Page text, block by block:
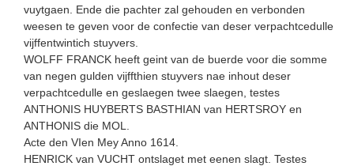
vuytgaen. Ende die pachter zal gehouden en verbonden
weesen te geven voor de confectie van deser verpachtcedulle
vijffentwintich stuyvers.
WOLFF FRANCK heeft geint van de buerde voor die somme
van negen gulden vijffthien stuyvers nae inhout deser
verpachtce­dulle en geslaegen twee slaegen, testes
ANTHONIS HUYBERTS BASTHIAN van HERTSROY en
ANTHONIS die MOL.
Acte den VIen Mey Anno 1614.
HENRICK van VUCHT ontslaget met eenen slagt. Testes